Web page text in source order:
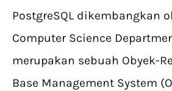
PostgreSQL dikembangkan
Computer Science
merupakan sebuah Obyek-
Base Management System